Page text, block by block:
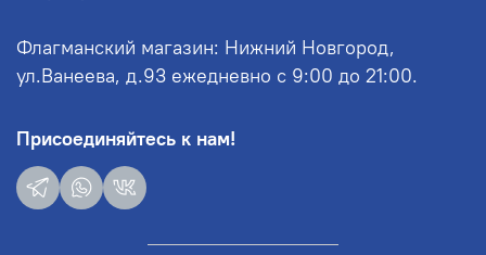
Флагманский магазин: Нижний Новгород,
ул.Ванеева, д.93 ежедневно с 9:00 до 21:00.
Присоединяйтесь к нам!